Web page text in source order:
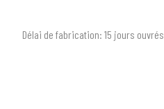
Délai de fabrication: 15 jours ouvrés.